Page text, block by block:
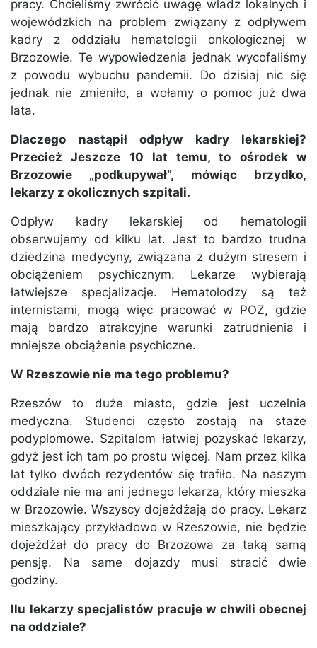
pracy. Chcieliśmy zwrócić uwagę władz lokalnych i
wojewódzkich na problem związany z odpływem
kadry z oddziału hematologii onkologicznej w
Brzozowie. Te wypowiedzenia jednak wycofaliśmy
z powodu wybuchu pandemii. Do dzisiaj nic się
jednak nie zmieniło, a wołamy o pomoc już dwa
lata.
Dlaczego nastąpił odpływ kadry lekarskiej?
Przecież Jeszcze 10 lat temu, to ośrodek w
Brzozowie „podkupywał”, mówiąc brzydko,
lekarzy z okolicznych szpitali.
Odpływ kadry lekarskiej od hematologii
obserwujemy od kilku lat. Jest to bardzo trudna
dziedzina medycyny, związana z dużym stresem i
obciążeniem psychicznym. Lekarze wybierają
łatwiejsze specjalizacje. Hematolodzy są też
internistami, mogą więc pracować w POZ, gdzie
mają bardzo atrakcyjne warunki zatrudnienia i
mniejsze obciążenie psychiczne.
W Rzeszowie nie ma tego problemu?
Rzeszów to duże miasto, gdzie jest uczelnia
medyczna. Studenci często zostają na staże
podyplomowe. Szpitalom łatwiej pozyskać lekarzy,
gdyż jest ich tam po prostu więcej. Nam przez kilka
lat tylko dwóch rezydentów się trafiło. Na naszym
oddziale nie ma ani jednego lekarza, który mieszka
w Brzozowie. Wszyscy dojeżdżają do pracy. Lekarz
mieszkający przykładowo w Rzeszowie, nie będzie
dojeżdżał do pracy do Brzozowa za taką samą
pensję. Na same dojazdy musi stracić dwie
godziny.
Ilu lekarzy specjalistów pracuje w chwili obecnej
na oddziale?